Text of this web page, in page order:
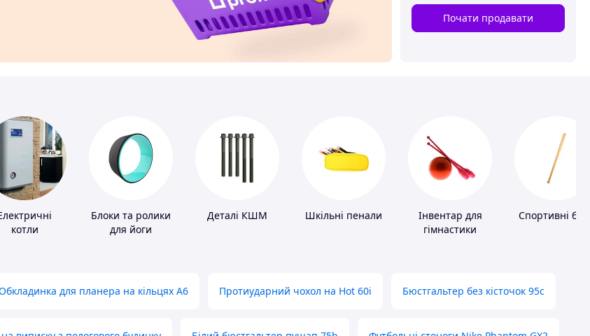
Почати продавати
котли
Блоки та ролики
для йоги
Деталі КШМ Шкільні пенали
Інвентар для
гімнастики
Спортивні
для планера на кільцях А6 Протиударний чохол на Hot 60i Бюстгальтер без кісточок 95с